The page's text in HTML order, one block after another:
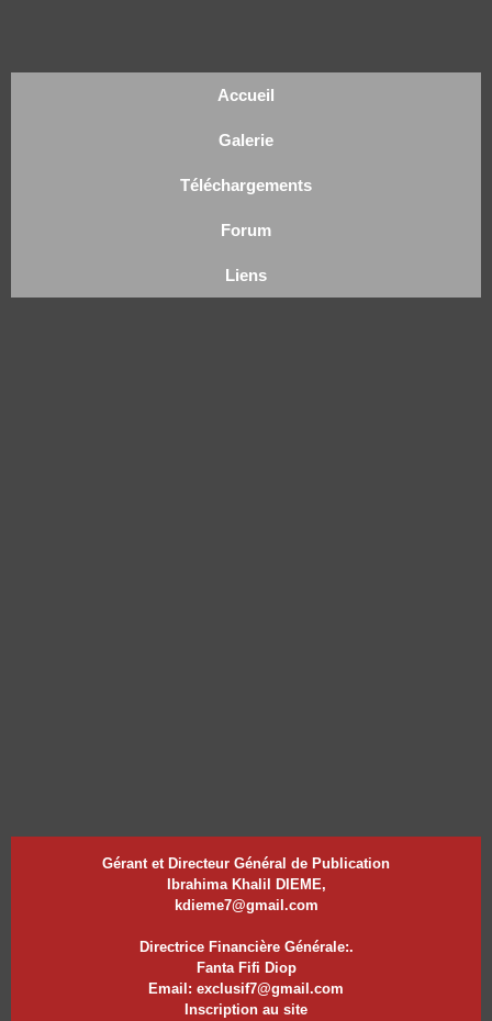
Accueil
Galerie
Téléchargements
Forum
Liens
Gérant et Directeur Général de Publication
Ibrahima Khalil DIEME,
kdieme7@gmail.com
Directrice Financière Générale:.
Fanta Fifi Diop
Email: exclusif7@gmail.com
Inscription au site